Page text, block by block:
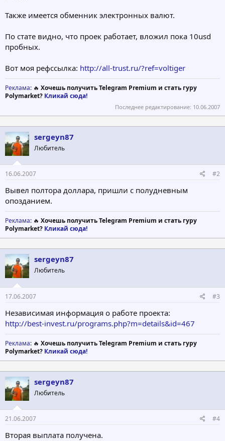
Также имеется обменник электронных валют.
По стате видно, что проек работает, вложил пока 10usd
пробных.
Вот моя рефссылка: http://all-trust.ru/?ref=voltiger
Реклама: 🔥 Хочешь получить Telegram Premium и стать гуру
Polymarket? Кликай сюда!
Последнее редактирование: 10.06.2007
sergeyn87
Любитель
16.06.2007 #2
Вывел полтора доллара, пришли с полудневным
опозданием.
Реклама: 🔥 Хочешь получить Telegram Premium и стать гуру
Polymarket? Кликай сюда!
sergeyn87
Любитель
17.06.2007 #3
Независимая информация о работе проекта:
http://best-invest.ru/programs.php?m=details&id=467
Реклама: 🔥 Хочешь получить Telegram Premium и стать гуру
Polymarket? Кликай сюда!
sergeyn87
Любитель
21.06.2007 #4
Вторая выплата получена.